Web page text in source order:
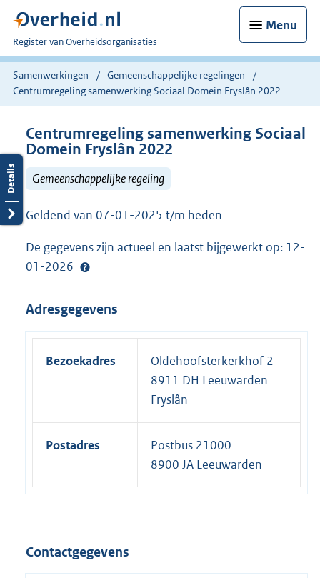
Menu
U
bent
nu
hier:
Register van Overheidsorganisaties
Samenwerkingen
Gemeenschappelijke regelingen
Centrumregeling samenwerking Sociaal Domein Fryslân 2022
Centrumregeling samenwerking Sociaal
Domein Fryslân 2022
Gemeenschappelijke regeling
Geldend van 07-01-2025 t/m heden
De gegevens zijn actueel en laatst bijgewerkt op: 12-
01-2026
Adresgegevens
Bezoekadres
Oldehoofsterkerkhof 2
8911 DH Leeuwarden
Fryslân
Postadres
Postbus 21000
8900 JA Leeuwarden
Contactgegevens